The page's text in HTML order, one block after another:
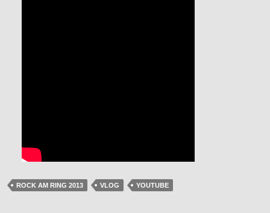
ROCK AM RING 2013 VLOG YOUTUBE